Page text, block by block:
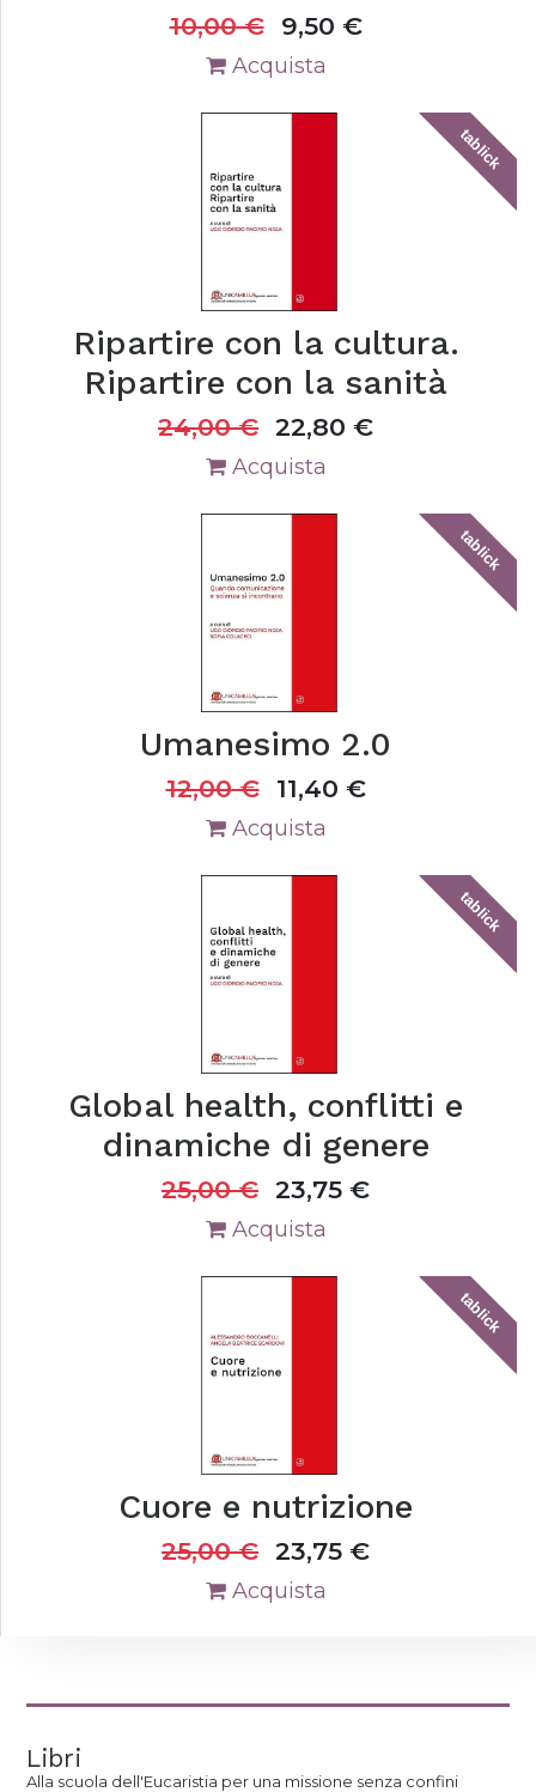
10,00€ 9,50 €
Acquista
tablick
Ripartire con la cultura.
Ripartire con la sanità
24,00€ 22,80 €
Acquista
tablick
Umanesimo 2.0
12,00€ 11,40 €
Acquista
tablick
Global health, conflitti e
dinamiche di genere
25,00€ 23,75 €
Acquista
tablick
Cuore e nutrizione
25,00€ 23,75 €
Acquista
Libri
Alla scuola dell'Eucaristia per una missione senza confini